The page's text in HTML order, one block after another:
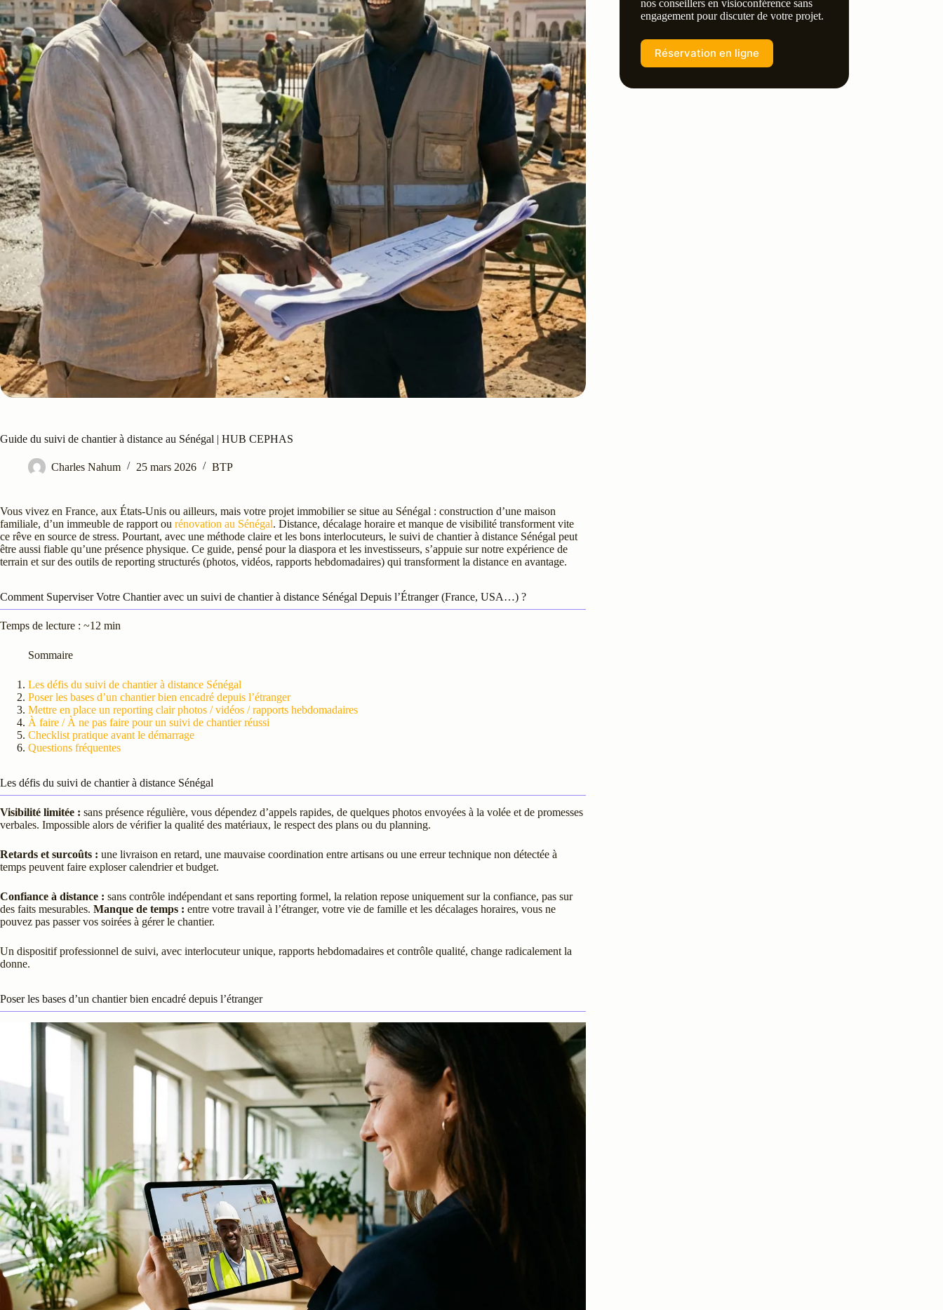
Guide du suivi de chantier à distance au Sénégal | HUB CEPHAS
Charles Nahum 25 mars 2026 BTP
Vous vivez en France, aux États-Unis ou ailleurs, mais votre projet immobilier se situe au Sénégal : construction d’une maison
familiale, d’un immeuble de rapport ou rénovation au Sénégal. Distance, décalage horaire et manque de visibilité transforment vite
ce rêve en source de stress. Pourtant, avec une méthode claire et les bons interlocuteurs, le suivi de chantier à distance Sénégal peut
être aussi fiable qu’une présence physique. Ce guide, pensé pour la diaspora et les investisseurs, s’appuie sur notre expérience de
terrain et sur des outils de reporting structurés (photos, vidéos, rapports hebdomadaires) qui transforment la distance en avantage.
Comment Superviser Votre Chantier avec un suivi de chantier à distance Sénégal Depuis l’Étranger (France, USA…) ?
Temps de lecture : ~12 min
Sommaire
Les défis du suivi de chantier à distance Sénégal
Poser les bases d’un chantier bien encadré depuis l’étranger
Mettre en place un reporting clair photos / vidéos / rapports hebdomadaires
À faire / À ne pas faire pour un suivi de chantier réussi
Checklist pratique avant le démarrage
Questions fréquentes
Les défis du suivi de chantier à distance Sénégal
Visibilité limitée : sans présence régulière, vous dépendez d’appels rapides, de quelques photos envoyées à la volée et de promesses
verbales. Impossible alors de vérifier la qualité des matériaux, le respect des plans ou du planning.
Retards et surcoûts : une livraison en retard, une mauvaise coordination entre artisans ou une erreur technique non détectée à
temps peuvent faire exploser calendrier et budget.
Confiance à distance : sans contrôle indépendant et sans reporting formel, la relation repose uniquement sur la confiance, pas sur
des faits mesurables. Manque de temps : entre votre travail à l’étranger, votre vie de famille et les décalages horaires, vous ne
pouvez pas passer vos soirées à gérer le chantier.
Un dispositif professionnel de suivi, avec interlocuteur unique, rapports hebdomadaires et contrôle qualité, change radicalement la
donne.
Poser les bases d’un chantier bien encadré depuis l’étranger
nos conseillers en visioconférence sans
engagement pour discuter de votre projet.
Réservation en ligne